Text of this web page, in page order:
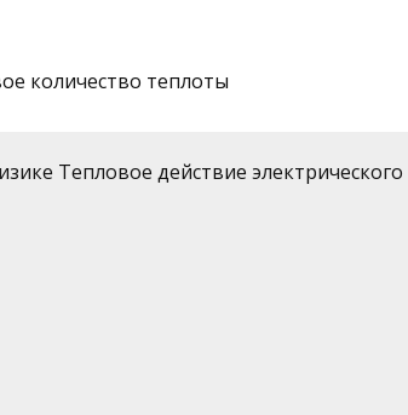
количество теплоты
Тепловое действие